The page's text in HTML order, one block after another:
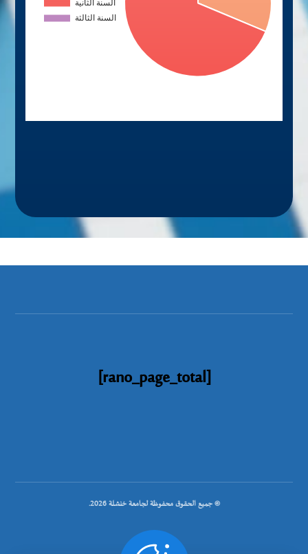
[rano_page_total]
© جميع الحقوق محفوظة لجامعة خنشلة 2026.
.